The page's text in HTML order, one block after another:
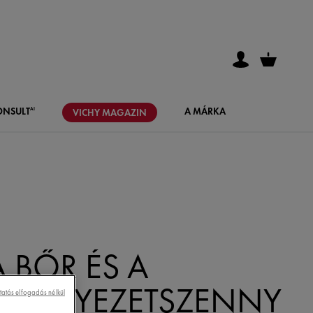
AI VICHYMAGAZIN A MÁRKA
BŐR ÉS A
elfogadás nélkül